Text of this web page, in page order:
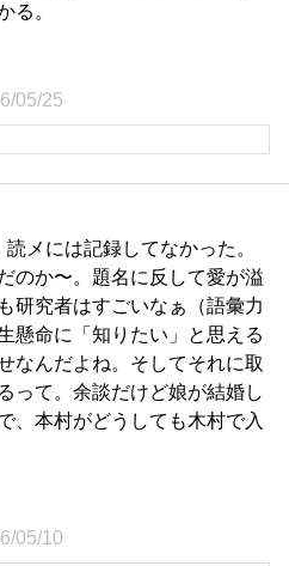
る。
05/25
メには記録してなかった。
のか〜。題名に反して愛が溢
研究者はすごいなぁ（語彙力
懸命に「知りたい」と思える
なんだよね。そしてそれに取
って。余談だけど娘が結婚し
、本村がどうしても木村で入
05/10